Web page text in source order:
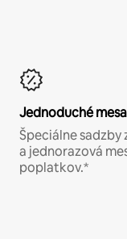
Jednoduché
Špeciálne
a jednorazová
poplatkov.*